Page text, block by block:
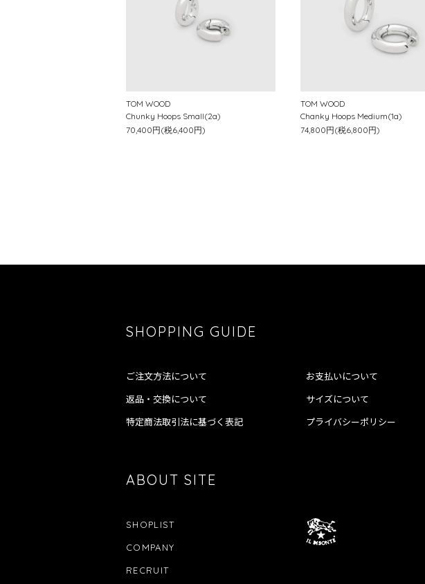
TOM WOOD
Chunky Hoops Small(2a)
70,400円(税6,400円)
TOM WOOD
Chanky Hoops Medium(1a)
74,800円(税6,800円)
SHOPPING GUIDE
ご注文方法について お支払いについて
返品・交換について サイズについて
特定商法取引法に基づく表記 プライバシーポリシー
ABOUT SITE
SHOPLIST
COMPANY
RECRUIT